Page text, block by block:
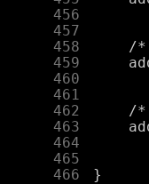
    456
    457
    458
    459
    460
    461
    462
    463
    464
    465
    466